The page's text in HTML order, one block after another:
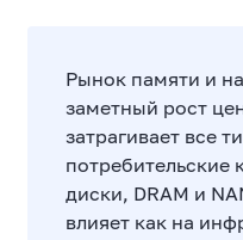
Рынок памяти и
заметный рост
затрагивает все
диски, DRAM и
влияет как на